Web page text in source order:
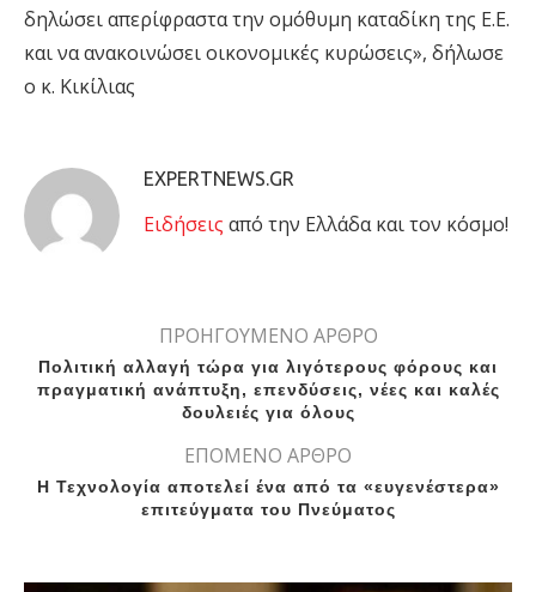
δηλώσει απερίφραστα την ομόθυμη καταδίκη της Ε.Ε.
και να ανακοινώσει οικονομικές κυρώσεις», δήλωσε
ο κ. Κικίλιας
EXPERTNEWS.GR
Eιδήσεις από την Ελλάδα και τον κόσμο!
ΠΡΟΗΓΟΥΜΕΝΟ ΑΡΘΡΟ
Πολιτική αλλαγή τώρα για λιγότερους φόρους και
πραγματική ανάπτυξη, επενδύσεις, νέες και καλές
δουλειές για όλους
ΕΠΟΜΕΝΟ ΑΡΘΡΟ
Η Τεχνολογία αποτελεί ένα από τα «ευγενέστερα»
επιτεύγματα του Πνεύματος